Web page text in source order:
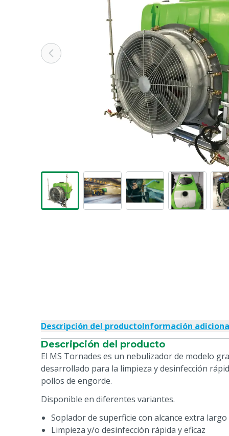
Descripción del productoInformación
Descripción del producto
El MS Tornades es un nebulizador de modelo
desarrollado para la limpieza y desinfección
pollos de engorde.
Disponible en diferentes variantes.
Soplador de superficie con alcance extra largo
Limpieza y/o desinfección rápida y eficaz